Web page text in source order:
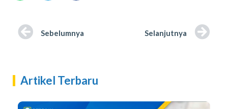
Sebelumnya Selanjutnya
Artikel Terbaru